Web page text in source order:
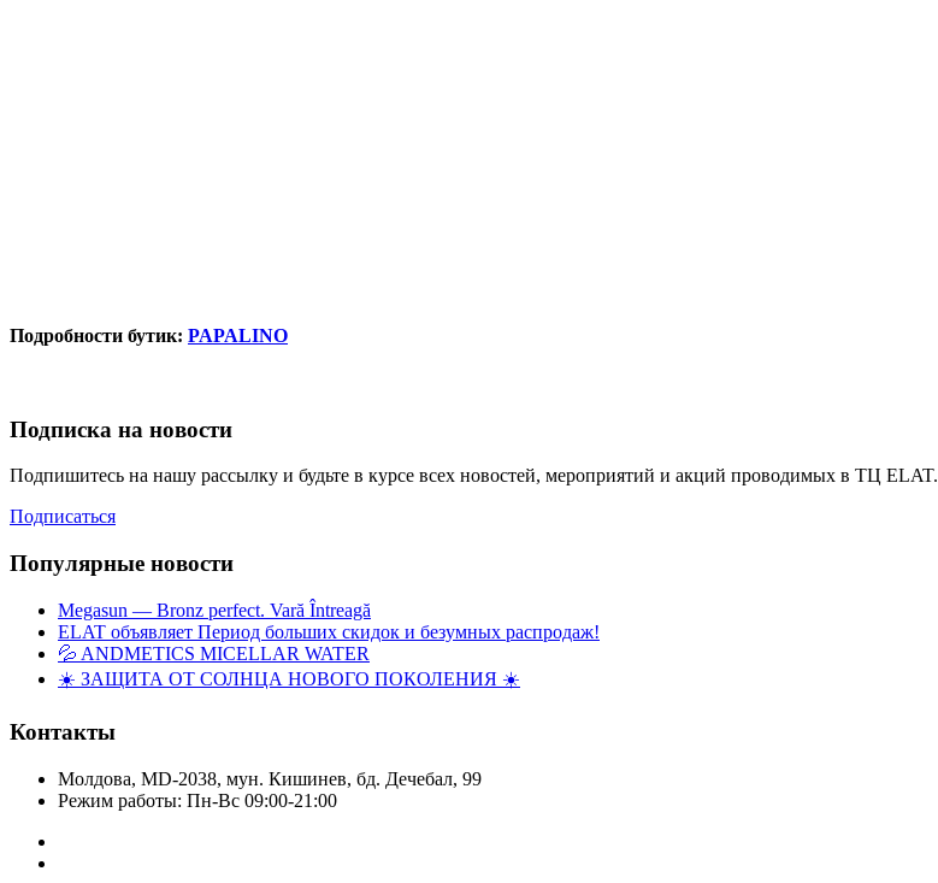
Подробности бутик: PAPALINO
Подписка на новости
Подпишитесь на нашу рассылку и будьте в курсе всех новостей, мероприятий и акций проводимых в ТЦ ELAT.
Подписаться
Популярные новости
Megasun — Bronz perfect. Vară Întreagă
ELAT объявляет Период больших скидок и безумных распродаж!
💦 ANDMETICS MICELLAR WATER
☀️ ЗАЩИТА ОТ СОЛНЦА НОВОГО ПОКОЛЕНИЯ ☀️
Контакты
Молдова, MD-2038, мун. Кишинев, бд. Дечебал, 99
Режим работы: Пн-Вс 09:00-21:00